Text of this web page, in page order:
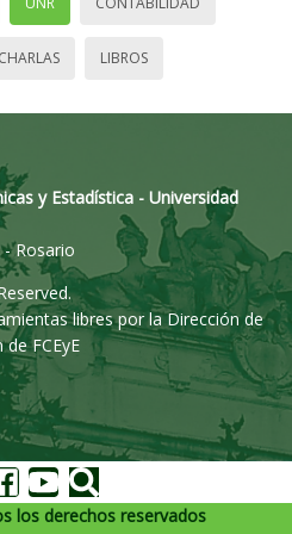
CHARLAS LIBROS
y Estadística - Universidad
Rosario
libres por la Dirección de
FCEyE
los derechos reservados